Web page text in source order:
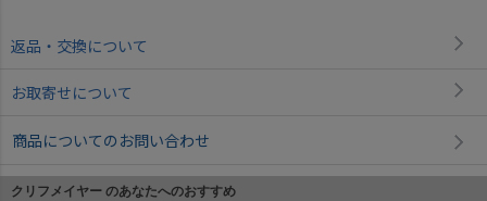
返品・交換について
お取寄せについて
商品についてのお問い合わせ
クリフメイヤー のあなたへのおすすめ